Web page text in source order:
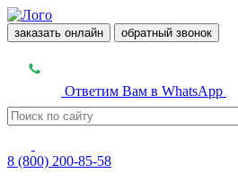
заказать онлайн обратный звонок
Ответим Вам в WhatsApp
8 (800) 200-85-58